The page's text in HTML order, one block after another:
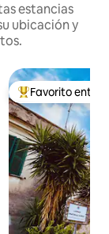
estancias
ubicación y
De los mejores
Favorito entre